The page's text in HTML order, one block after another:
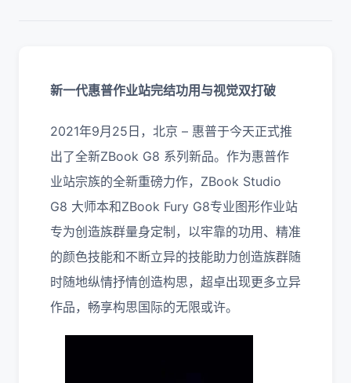
新一代惠普作业站完结功用与视觉双打破
2021年9月25日，北京 – 惠普于今天正式推
出了全新ZBook G8 系列新品。作为惠普作
业站宗族的全新重磅力作，ZBook Studio
G8 大师本和ZBook Fury G8专业图形作业站
专为创造族群量身定制，以牢靠的功用、精准
的颜色技能和不断立异的技能助力创造族群随
时随地纵情抒情创造构思，超卓出现更多立异
作品，畅享构思国际的无限或许。